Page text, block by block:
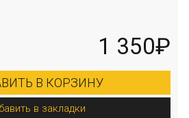
1 350₽
В КОРЗИНУ
в закладки